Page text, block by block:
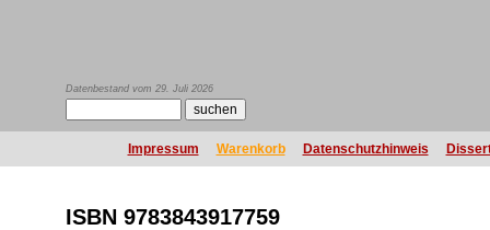
Datenbestand vom 29. Juli 2026
Impressum Warenkorb Datenschutzhinweis
ISBN 9783843917759